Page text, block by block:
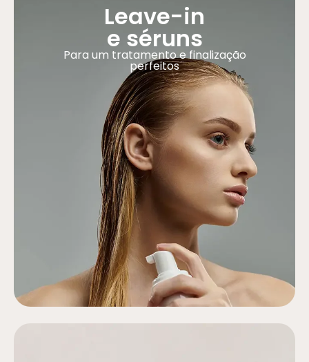
Leave-in
e séruns
Para um tratamento e finalização
perfeitos